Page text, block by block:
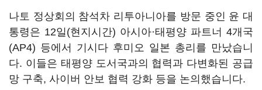
나토 정상회의 참석차 리투아니아를 방문 중인 윤 대
통령은 12일(현지시간) 아시아·태평양 파트너 4개국
(AP4) 등에서 기시다 후미오 일본 총리를 만났습니
다. 이들은 태평양 도서국과의 협력과 다변화된 공급
망 구축, 사이버 안보 협력 강화 등을 논의했습니다.